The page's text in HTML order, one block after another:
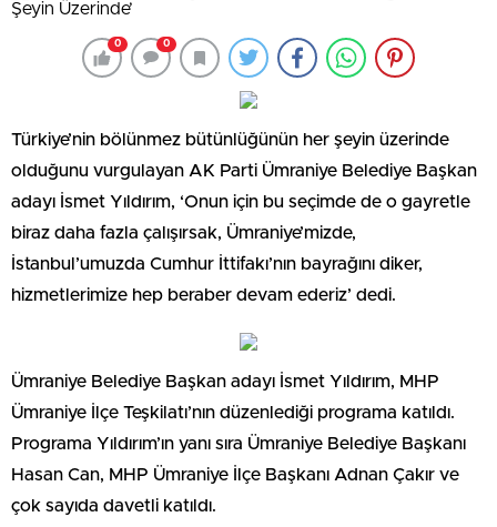
0 0
Türkiye’nin bölünmez bütünlüğünün her şeyin üzerinde
olduğunu vurgulayan AK Parti Ümraniye Belediye Başkan
adayı İsmet Yıldırım, ‘Onun için bu seçimde de o gayretle
biraz daha fazla çalışırsak, Ümraniye’mizde,
İstanbul’umuzda Cumhur İttifakı’nın bayrağını diker,
hizmetlerimize hep beraber devam ederiz’ dedi.
Ümraniye Belediye Başkan adayı İsmet Yıldırım, MHP
Ümraniye İlçe Teşkilatı’nın düzenlediği programa katıldı.
Programa Yıldırım’ın yanı sıra Ümraniye Belediye Başkanı
Hasan Can, MHP Ümraniye İlçe Başkanı Adnan Çakır ve
çok sayıda davetli katıldı.